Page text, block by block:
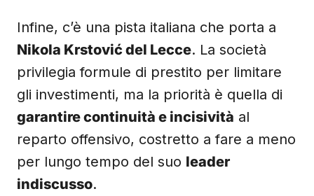
Infine, c’è una pista italiana che porta a
Nikola Krstović del Lecce. La società
privilegia formule di prestito per limitare
gli investimenti, ma la priorità è quella di
garantire continuità e incisività al
reparto offensivo, costretto a fare a meno
per lungo tempo del suo leader
indiscusso.